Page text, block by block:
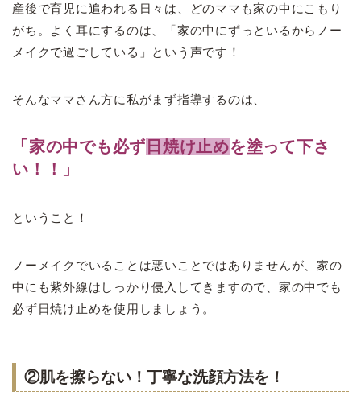
産後で育児に追われる日々は、どのママも家の中にこもり
がち。よく耳にするのは、「家の中にずっといるからノー
メイクで過ごしている」という声です！
そんなママさん方に私がまず指導するのは、
「家の中でも必ず 日焼け止めを塗って下さ
い！！」
ということ！
ノーメイクでいることは悪いことではありませんが、家の
中にも紫外線はしっかり侵入してきますので、家の中でも
必ず日焼け止めを使用しましょう。
②肌を擦らない！丁寧な洗顔方法を！